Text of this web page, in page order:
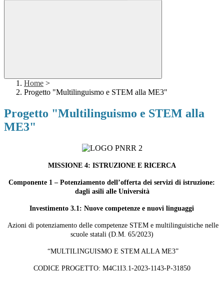
Home >
Progetto "Multilinguismo e STEM alla ME3"
Progetto "Multilinguismo e STEM alla
ME3"
MISSIONE 4: ISTRUZIONE E RICERCA
Componente 1 – Potenziamento dell’offerta dei servizi di istruzione:
dagli asili alle Università
Investimento 3.1: Nuove competenze e nuovi linguaggi
Azioni di potenziamento delle competenze STEM e multilinguistiche nelle
scuole statali (D.M. 65/2023)
“MULTILINGUISMO E STEM ALLA ME3”
CODICE PROGETTO: M4C1I3.1-2023-1143-P-31850